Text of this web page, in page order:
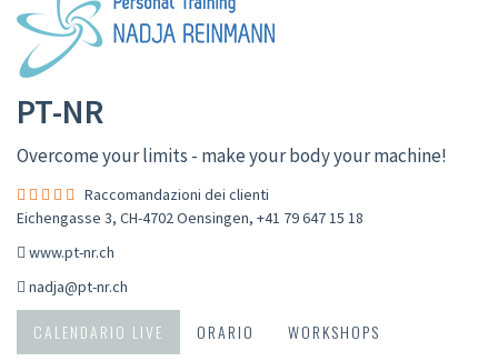
PT-NR
Overcome your limits - make your body your machine!
Raccomandazioni dei clienti
Eichengasse 3, CH-4702 Oensingen, +41 79 647 15 18
www.pt-nr.ch
nadja@pt-nr.ch
CALENDARIO LIVE ORARIO
WORKSHOPS